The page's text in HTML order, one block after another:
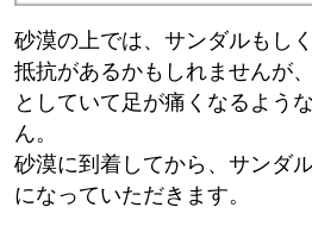
砂漠の上では、サンダルもし
抵抗があるかもしれませんが
としていて足が痛くなるよう
ん。
砂漠に到着してから、サンダ
になっていただきます。